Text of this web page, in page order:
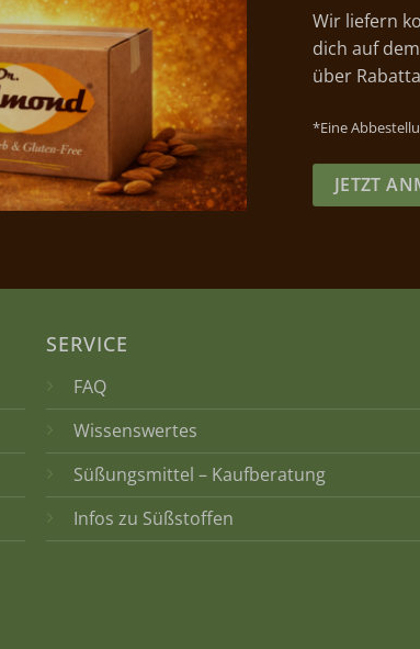
Wir liefern
dich auf
über
*Eine
JETZT
SERVICE
FAQ
Wissenswertes
Süßungsmittel – Kaufberatung
Infos zu Süßstoffen